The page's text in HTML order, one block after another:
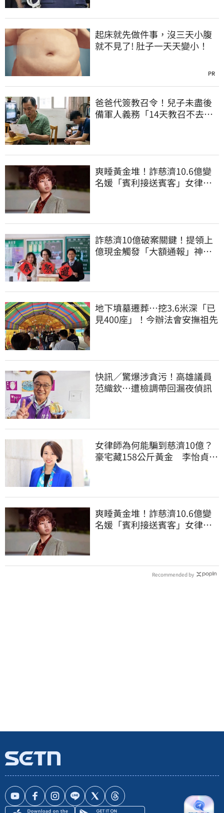
起床就先做件事，沒三天小腹
就不見了! 肚子一天天變小！
PR
爸爸代簽教召令！兒子未盡後
備軍人義務「14天教召不去」
爽睡黃金堆！詐慈濟10.6億變
名媛「賓利接送賓客」女律師
詐慈濟10億破案關鍵！提領上
億現金觸發「大額通報」神鬼
地下墳墓遷葬…挖3.6米深「已
見400座」！今辦法會安撫祖先
快訊／驚爆涉貪污！高雄議員
范織欽…遭檢調帶回漏夜偵訊
女律師為何能騙到慈濟10億？
豪宅藏158公斤黃金 李怡貞驚
爽睡黃金堆！詐慈濟10.6億變
名媛「賓利接送賓客」女律師
Recommended by